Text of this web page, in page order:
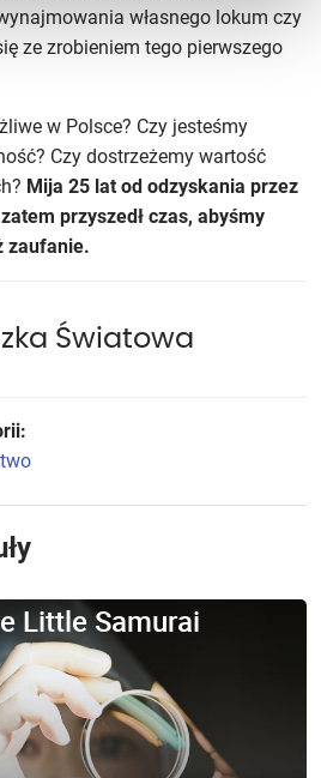
własnego lokum czy
ze zrobieniem tego pierwszego
w Polsce? Czy jesteśmy
Czy dostrzeżemy wartość
Mija 25 lat od odzyskania przez
przyszedł czas, abyśmy
zaufanie.
Światowa
Little Samurai